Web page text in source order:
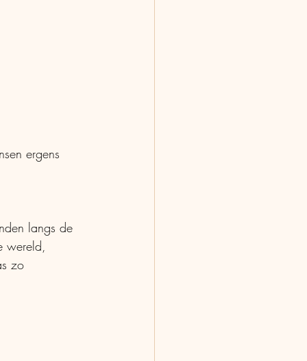
wereld,
zo